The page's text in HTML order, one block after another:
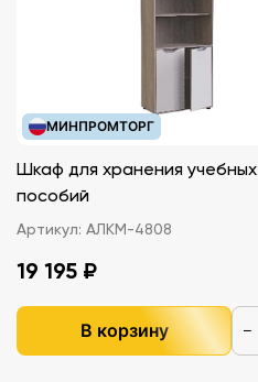
МИНПРОМТОРГ
Шкаф для хранения учебных
пособий
Артикул: АЛКМ-4808
19 195 ₽
В корзину −